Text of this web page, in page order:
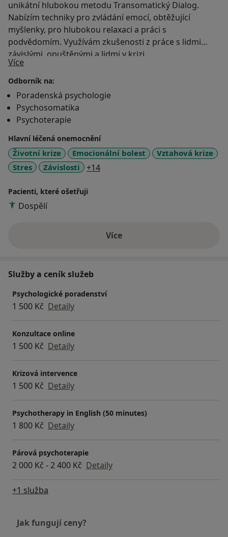
unikátní hlubokou metodu Transomatický Dialog.
Nabízím techniky pro zvládání emocí, obtěžující
myšlenky, pro hlubokou relaxaci a práci s
podvědomím. Využívám zkušenosti z práce s lidmi
závislými, opuštěnými a lidmi v krizi.
Více
Odborník na:
Poradenská psychologie
Psychosomatika
Psychoterapie
Hlavní léčená onemocnění
Životní krize Emocionální bolest
Vztahová krize
Stres
Závislosti +14a11y_sr_more_diseases
Pacienti, které ošetřuji
Dospělí
Víceo zkušenostech
Služby a ceník služeb
Psychologické poradenství
1 500 Kč Detaily
Konzultace online
1 500 Kč Detaily
Krizová intervence
1 500 Kč Detaily
Psychotherapy in English (50 minutes)
1 800 Kč Detaily
Párová psychoterapie
2 000 Kč - 2 400 Kč Detaily
+1 služba
Jak fungují ceny?